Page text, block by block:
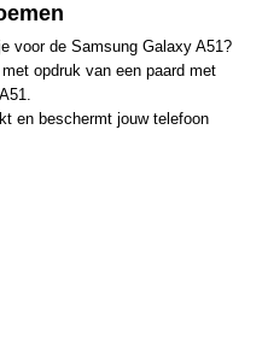
voor de Samsung Galaxy A51?
opdruk van een paard met
en beschermt jouw telefoon